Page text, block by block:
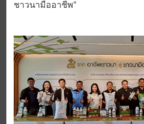
ชาวนามืออาชีพ”